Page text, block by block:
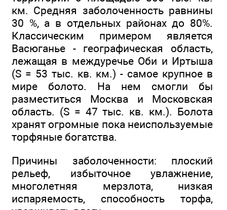
км. Средняя заболоченность равнины
30 %, а в отдельных районах до 80%.
Классическим примером является
Васюганье - географическая область,
лежащая в междуречье Оби и Иртыша
(S = 53 тыс. кв. км.) - самое крупное в
мире болото. На нем смогли бы
разместиться Москва и Московская
область. (S = 47 тыс. кв. км.). Болота
хранят огромные пока неиспользуемые
торфяные богатства.
Причины заболоченности: плоский
рельеф, избыточное увлажнение,
многолетняя мерзлота, низкая
испаряемость, способность торфа,